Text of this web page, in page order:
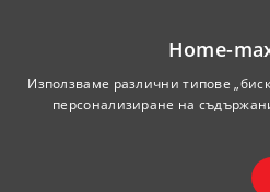
Home-
Използваме различни типове
персонализиране на